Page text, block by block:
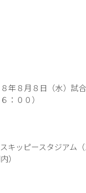
年８月８日（水）試
００）
キッピースタジアム
）